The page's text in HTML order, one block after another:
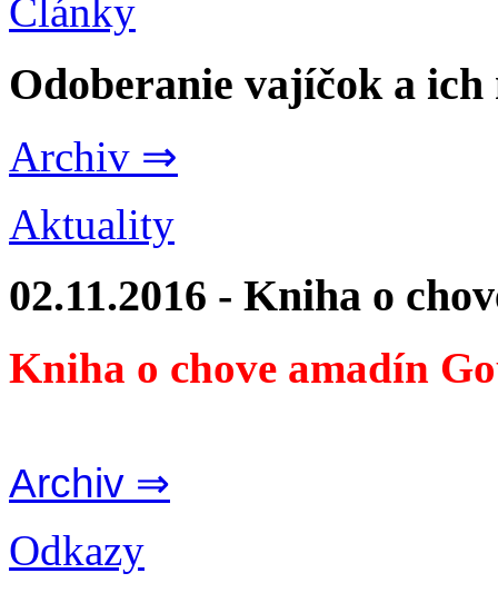
Články
Odoberanie vajíčok a
Archiv ⇒
Aktuality
02.11.2016 - Kniha o
Kniha o chove amadín
Archiv ⇒
Odkazy